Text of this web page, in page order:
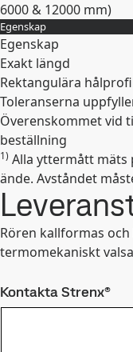
6000 & 12000 mm)
Expandera
Egenskap
Egenskap
Exakt längd
Rektangulära
Toleranserna
Överenskommet vid
beställning
Expandera
1) Alla yttermått mäts
ände. Avståndet
Rören kallformas
termomekaniskt
Kontakta Strenx®